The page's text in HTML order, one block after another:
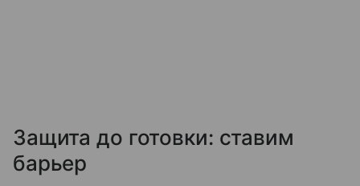
Защита до готовки: ставим
барьер